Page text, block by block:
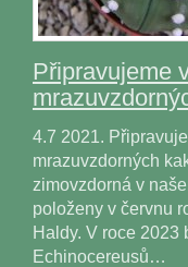
Připravujeme
4.7 2021.
mrazuvzdorných
zimovzdorná v
položeny v červnu
Haldy. V roce 2023
Echinocereusů…